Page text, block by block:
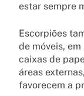
estar sempre
Escorpiões
de móveis,
caixas de
áreas
favorecem a